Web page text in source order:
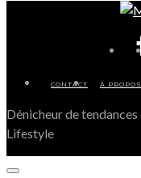
CONTACT À
Dénicheur de
Lifestyle